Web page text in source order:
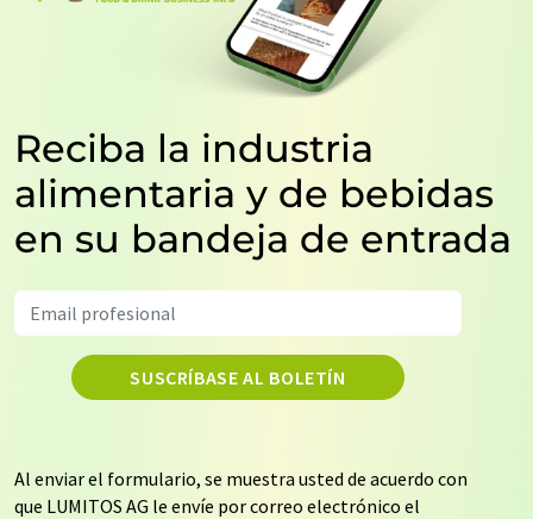
Reciba la industria
alimentaria y de bebidas
en su bandeja de entrada
SUSCRÍBASE AL BOLETÍN
Al enviar el formulario, se muestra usted de acuerdo con
que LUMITOS AG le envíe por correo electrónico el